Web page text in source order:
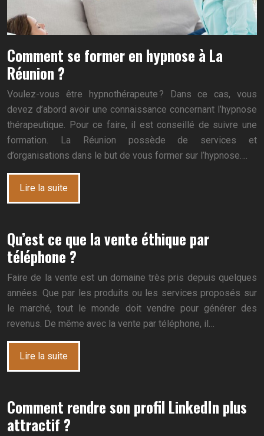
Comment se former en hypnose à La
Réunion ?
Voulez-vous être hypnothérapeute ? Dans ce cas, vous
devez d’abord avoir une connaissance concernant l’hypnose
thérapeutique. Pour ce faire, il est conseillé de suivre une
formation. La Réunion possède de services et
d’organisations dans le but de vous former sur l’hypnose….
Lire la suite
Qu’est ce que la vente éthique par
téléphone ?
Faire de la vente est un domaine très pris depuis quelques
années. Que par les produits ou les services proposés sur
le marché, tout le monde doit vendre pour générer des
revenus. De même avec la vente par téléphone, il…
Lire la suite
Comment rendre son profil LinkedIn plus
attractif ?